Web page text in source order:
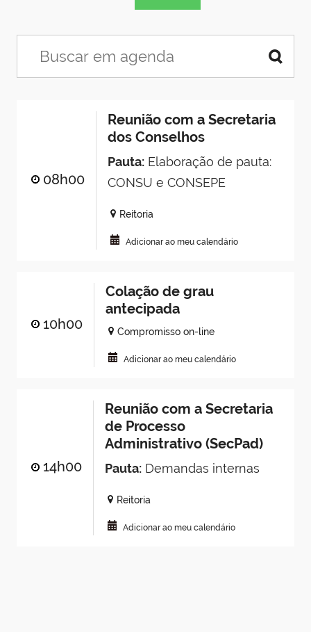
08h00
Reunião com a Secretaria
dos Conselhos
Pauta:Elaboração de pauta:
CONSU e CONSEPE
Reitoria
Adicionar ao meu calendário
10h00
Colação de grau
antecipada
Compromisso on-line
Adicionar ao meu calendário
14h00
Reunião com a Secretaria
de Processo
Administrativo (SecPad)
Pauta:Demandas internas
Reitoria
Adicionar ao meu calendário